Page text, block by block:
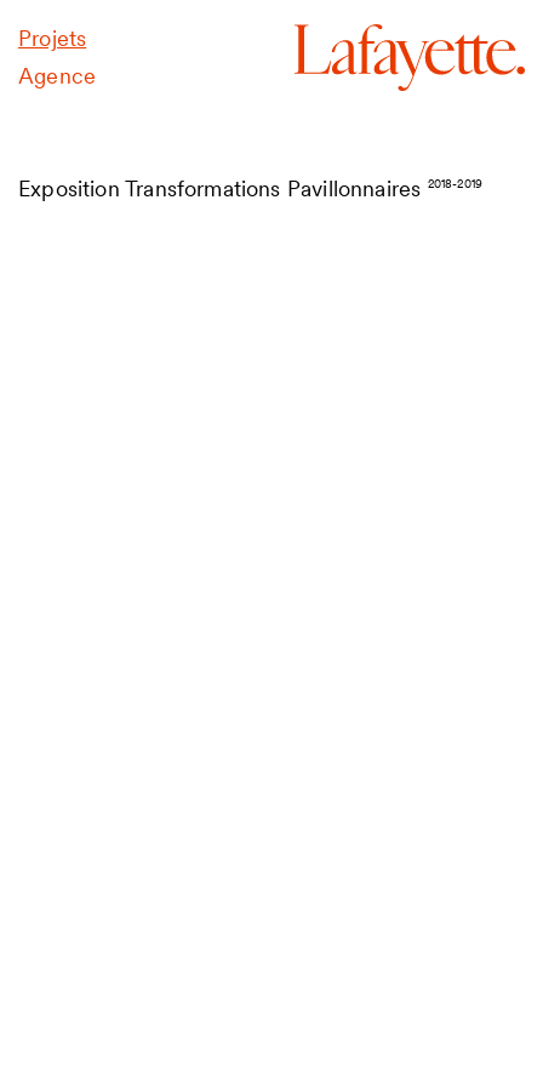
Projets
Agence
Exposition Transformations Pavillonnaires 2018-2019